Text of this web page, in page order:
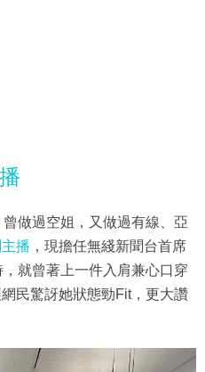
做過空姐，又做過有線、亞
播 ，現擔任無綫新聞台首席
就曾著上一件入肩兼心口穿
民驚訝她狀態勁Fit，更大讚